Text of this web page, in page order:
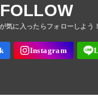
FOLLOW